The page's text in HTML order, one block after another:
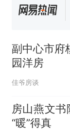
副中心市府
园洋房
佳爷房谈
房山燕文书
“暖”得真